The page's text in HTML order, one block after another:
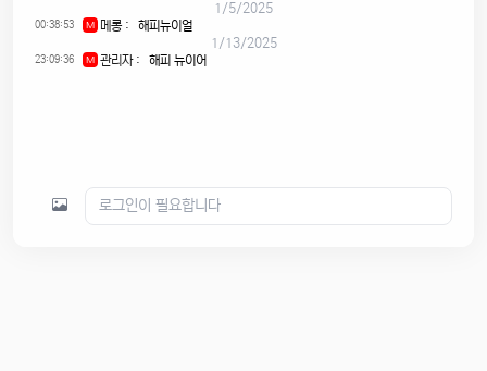
1/5/2025
00:38:53 M 메롱:
해피뉴이얼
1/13/2025
23:09:36 M 관리자: 해피 뉴이어